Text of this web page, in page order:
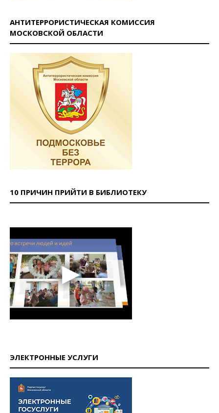
АНТИТЕРРОРИСТИЧЕСКАЯ КОМИССИЯ
МОСКОВСКОЙ ОБЛАСТИ
10 ПРИЧИН ПРИЙТИ В БИБЛИОТЕКУ
ЭЛЕКТРОННЫЕ УСЛУГИ